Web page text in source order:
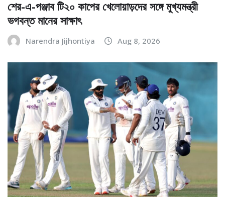
শের-এ-পঞ্জাব টি২০ কাপের খেলোয়াড়দের সঙ্গে মুখ্যমন্ত্রী
ভগবন্ত মানের সাক্ষাৎ
Narendra Jijhontiya Aug 8, 2026